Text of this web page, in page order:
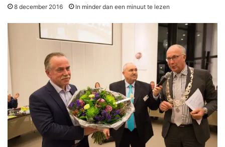
8 december 2016 In minder dan een minuut te lezen